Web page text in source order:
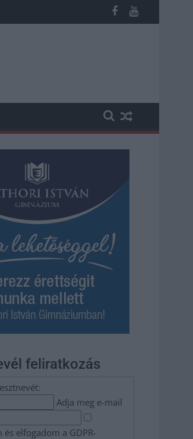
ki a menetrendhez képest, kimaradás is
feliratkozás
Adja meg e-mail
és elfogadom a GDPR-